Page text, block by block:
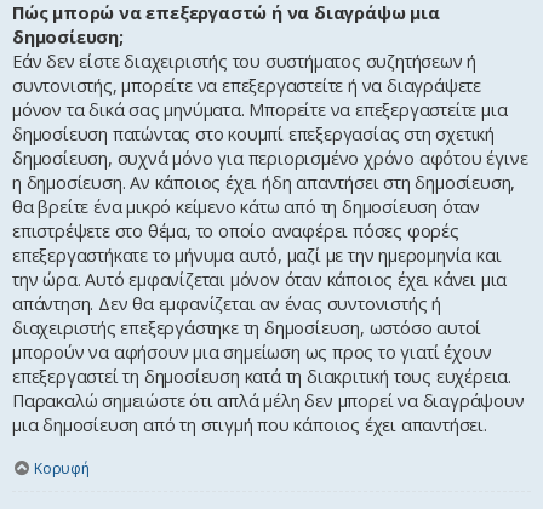
Πώς μπορώ να επεξεργαστώ ή να διαγράψω μια
δημοσίευση;
Εάν δεν είστε διαχειριστής του συστήματος συζητήσεων ή
συντονιστής, μπορείτε να επεξεργαστείτε ή να διαγράψετε
μόνον τα δικά σας μηνύματα. Μπορείτε να επεξεργαστείτε μια
δημοσίευση πατώντας στο κουμπί επεξεργασίας στη σχετική
δημοσίευση, συχνά μόνο για περιορισμένο χρόνο αφότου έγινε
η δημοσίευση. Αν κάποιος έχει ήδη απαντήσει στη δημοσίευση,
θα βρείτε ένα μικρό κείμενο κάτω από τη δημοσίευση όταν
επιστρέψετε στο θέμα, το οποίο αναφέρει πόσες φορές
επεξεργαστήκατε το μήνυμα αυτό, μαζί με την ημερομηνία και
την ώρα. Αυτό εμφανίζεται μόνον όταν κάποιος έχει κάνει μια
απάντηση. Δεν θα εμφανίζεται αν ένας συντονιστής ή
διαχειριστής επεξεργάστηκε τη δημοσίευση, ωστόσο αυτοί
μπορούν να αφήσουν μια σημείωση ως προς το γιατί έχουν
επεξεργαστεί τη δημοσίευση κατά τη διακριτική τους ευχέρεια.
Παρακαλώ σημειώστε ότι απλά μέλη δεν μπορεί να διαγράψουν
μια δημοσίευση από τη στιγμή που κάποιος έχει απαντήσει.
Κορυφή